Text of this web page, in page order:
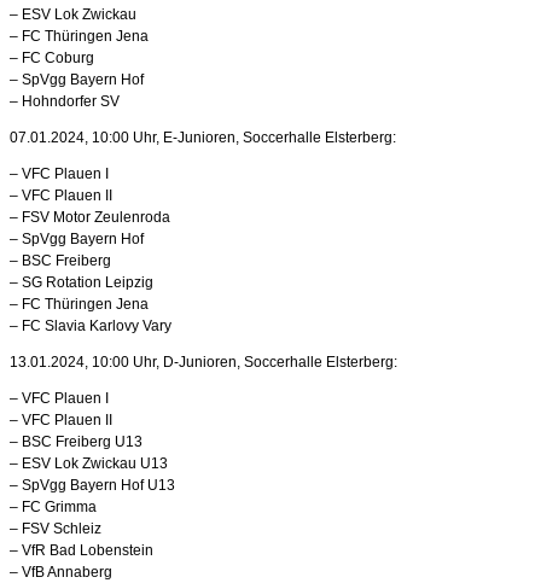
– ESV Lok Zwickau
– FC Thüringen Jena
– FC Coburg
– SpVgg Bayern Hof
– Hohndorfer SV
07.01.2024, 10:00 Uhr, E-Junioren, Soccerhalle Elsterberg:
– VFC Plauen I
– VFC Plauen II
– FSV Motor Zeulenroda
– SpVgg Bayern Hof
– BSC Freiberg
– SG Rotation Leipzig
– FC Thüringen Jena
– FC Slavia Karlovy Vary
13.01.2024, 10:00 Uhr, D-Junioren, Soccerhalle Elsterberg:
– VFC Plauen I
– VFC Plauen II
– BSC Freiberg U13
– ESV Lok Zwickau U13
– SpVgg Bayern Hof U13
– FC Grimma
– FSV Schleiz
– VfR Bad Lobenstein
– VfB Annaberg